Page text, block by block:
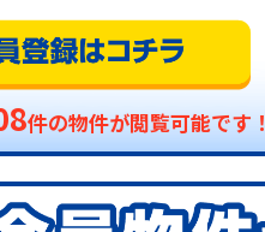
件の物件が閲覧可能です！